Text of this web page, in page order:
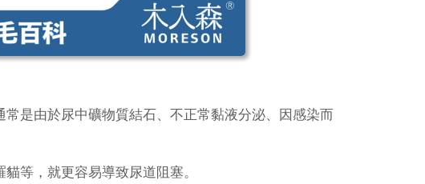
常是由於尿中礦物質結石、不正常黏液分泌、因感染而
等，就更容易導致尿道阻塞。